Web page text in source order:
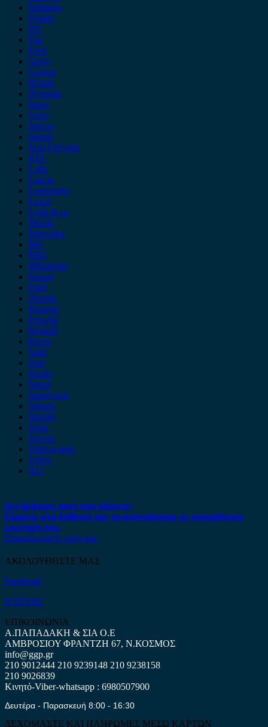
Daihatsu
Dodge
DS
Fiat
Ford
Geely
Gonow
Honda
Hyundai
Isuzu
iveco
Jaecoo
Jaguar
Jeep Chrysler
KIA
Lada
Lancia
Leapmotor
Lexus
Lynk & co
Mazda
Mercedes
MG
Mini
Mitsubishi
Nissan
Opel
Omoda
Peugeot
Porsche
Renault
Rover
Saab
Seat
Skoda
Smart
ssangyong
Subaru
Suzuki
Tesla
Toyota
Volkswagen
Volvo
Xev
Δεν βρήκατε αυτό που ψάχνετε;
Είμαστε στη διάθεση σας να απαντήσουμε σε οποιαδήποτε
ερώτηση σας.
Επικοινωνήστε μαζί μας
ΑΚΟΛΟΥΘΗΣΤΕ ΜΑΣ
Facebook
ΧΑΡΤΗΣ
ΕΠΙΚΟΙΝΩΝΙΑ
Α.ΠΑΠΑΔΑΚΗ & ΣΙΑ Ο.Ε
ΑΜΒΡΟΣΙΟΥ ΦΡΑΝΤΖΗ 67, Ν.ΚΟΣΜΟΣ
info@ggp.gr
210 9012444 210 9239148 210 9238158
210 9026839
Κινητό-Viber-whatsapp : 6980507900
Δευτέρα - Παρασκευή 8:00 - 16:30
ΔΕΧΟΜΑΣΤΕ ΚΑΙ ΠΛΗΡΩΜΕΣ ΜΕΣΩ ΚΑΡΤΩΝ